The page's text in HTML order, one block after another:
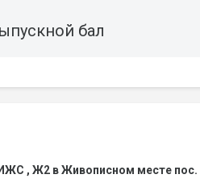
бал
, Ж2 в Живописном месте пос.